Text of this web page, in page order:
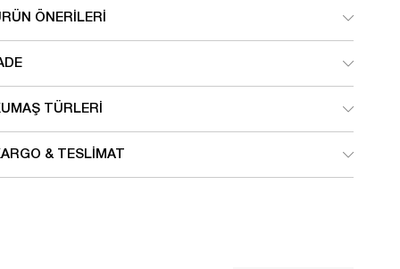
ÖNERILERI
TÜRLERI
& TESLIMAT